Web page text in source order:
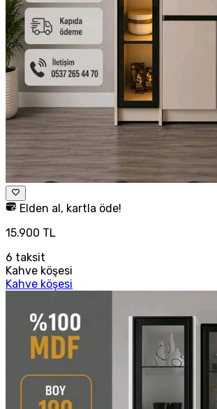
Elden al, kartla öde!
15.900 TL
6 taksit
Kahve köşesi
Kahve köşesi